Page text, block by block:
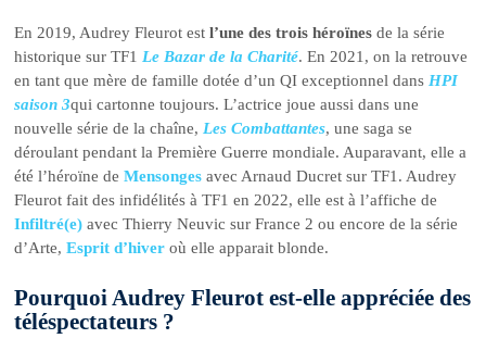
En 2019, Audrey Fleurot estl’une des trois héroïnes de la série
historique sur TF1 Le Bazar de la Charité. En 2021, on la retrouve
en tant que mère de famille dotée d’un QI exceptionnel dans HPI
saison 3qui cartonne toujours. L’actrice joue aussi dans une
nouvelle série de la chaîne, Les Combattantes, une saga se
déroulant pendant la Première Guerre mondiale. Auparavant, elle a
été l’héroïne deMensonges avec Arnaud Ducret sur TF1. Audrey
Fleurot fait des infidélités à TF1 en 2022, elle est à l’affiche de
Infiltré(e) avec Thierry Neuvic sur France 2 ou encore de la série
d’Arte,Esprit d’hiver où elle apparait blonde.
Pourquoi Audrey Fleurot est-elle appréciée des
téléspectateurs ?